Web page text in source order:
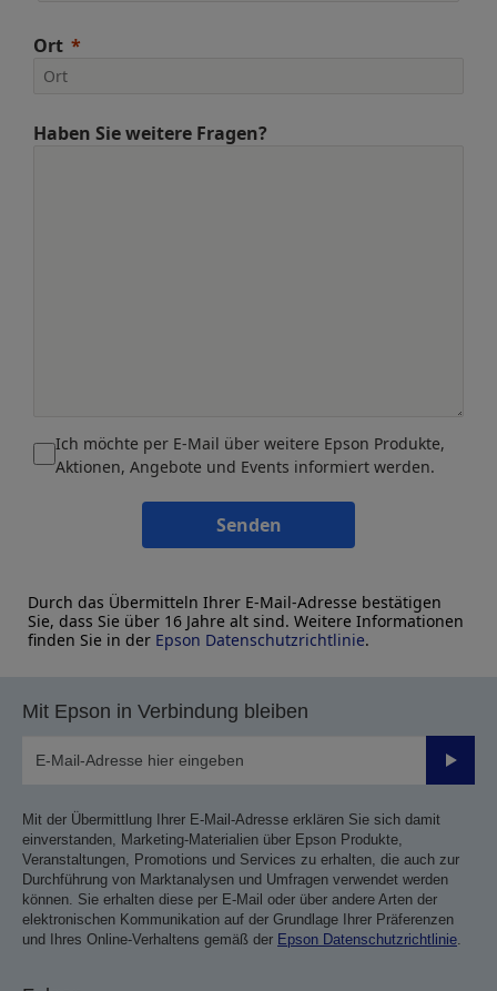
Ort
Haben Sie weitere Fragen?
Ich möchte per E-Mail über weitere Epson Produkte,
Aktionen, Angebote und Events informiert werden.
Senden
Durch das Übermitteln Ihrer E-Mail-Adresse bestätigen
Sie, dass Sie über 16 Jahre alt sind. Weitere Informationen
finden Sie in der Epson Datenschutzrichtlinie.
Mit Epson in Verbindung bleiben
Mit der Übermittlung Ihrer E-Mail-Adresse erklären Sie sich damit
einverstanden, Marketing-Materialien über Epson Produkte,
Veranstaltungen, Promotions und Services zu erhalten, die auch zur
Durchführung von Marktanalysen und Umfragen verwendet werden
können. Sie erhalten diese per E-Mail oder über andere Arten der
elektronischen Kommunikation auf der Grundlage Ihrer Präferenzen
und Ihres Online-Verhaltens gemäß der Epson Datenschutzrichtlinie.